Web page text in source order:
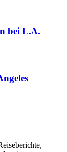
bei L.A.